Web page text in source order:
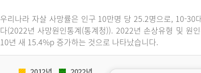
우리나라 자살 사망률은 인구 10만명 당 25.2명으로, 10-
다(2022년 사망원인통계(통계청)). 2022년 손상유형 및 원
10년 새 15.4%p 증가하는 것으로 나타났습니다.